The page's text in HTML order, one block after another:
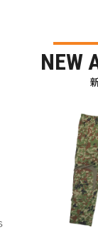
NEW